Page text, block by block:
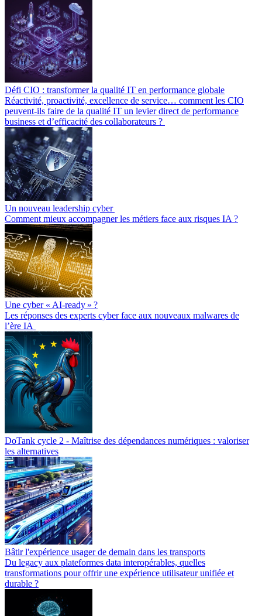
Défi CIO : transformer la qualité IT en performance globale
Réactivité, proactivité, excellence de service… comment les CIO
peuvent-ils faire de la qualité IT un levier direct de performance
business et d’efficacité des collaborateurs ?
Un nouveau leadership cyber
Comment mieux accompagner les métiers face aux risques IA ?
Une cyber « AI-ready » ?
Les réponses des experts cyber face aux nouveaux malwares de
l’ère IA
DoTank cycle 2 - Maîtrise des dépendances numériques : valoriser
les alternatives
Bâtir l'expérience usager de demain dans les transports
Du legacy aux plateformes data interopérables, quelles
transformations pour offrir une expérience utilisateur unifiée et
durable ?